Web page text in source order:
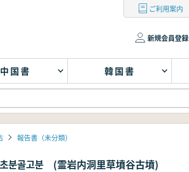
ご利用案内
新規会員登録
中国書 韓国書
報告書（未分類）
초분골고분 (霊岩内洞里草墳谷古墳)